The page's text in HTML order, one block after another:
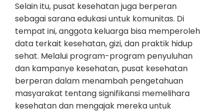
Selain itu, pusat kesehatan juga berperan
sebagai sarana edukasi untuk komunitas. Di
tempat ini, anggota keluarga bisa memperoleh
data terkait kesehatan, gizi, dan praktik hidup
sehat. Melalui program-program penyuluhan
dan kampanye kesehatan, pusat kesehatan
berperan dalam menambah pengetahuan
masyarakat tentang signifikansi memelihara
kesehatan dan mengajak mereka untuk